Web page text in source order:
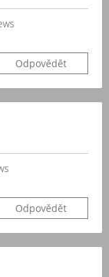
Odpovědět
Odpovědět